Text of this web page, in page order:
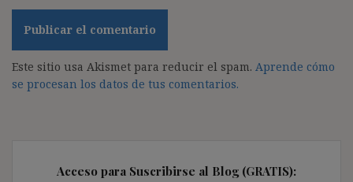
Este sitio usa Akismet para reducir el spam. Aprende cómo
se procesan los datos de tus comentarios.
Acceso para Suscribirse al Blog (GRATIS):